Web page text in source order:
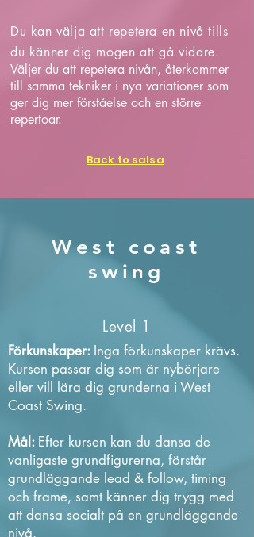
Du kan välja att repetera en nivå tills
du känner dig mogen att gå vidare.
Väljer du att repetera nivån, återkommer
till samma tekniker i nya variationer som
ger dig mer förståelse och en större
repertoar.
Back to salsa
West coast
swing
Level 1
Förkunskaper: Inga förkunskaper krävs.
Kursen passar dig som är nybörjare
eller vill lära dig grunderna i West
Coast Swing.
Mål: Efter kursen kan du dansa de
vanligaste grundfigurerna, förstår
grundläggande lead & follow, timing
och frame, samt känner dig trygg med
att dansa socialt på en grundläggande
nivå.